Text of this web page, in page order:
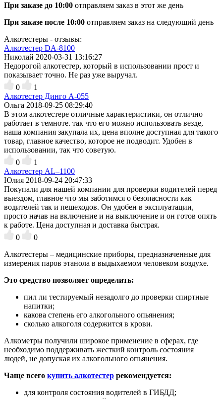
При заказе до 10:00 отправляем заказ в этот же день
При заказе после 10:00 отправляем заказ на следующий день
Алкотестеры - отзывы:
Алкотестер DA-8100
Николай 2020-03-31 13:16:27
Недорогой алкотестер, который в использовании прост и
показывает точно. Не раз уже выручал.
0
1
Алкотестер Динго А-055
Ольга 2018-09-25 08:29:40
В этом алкотестере отличные характеристики, он отлично
работает в темноте. так что его можно использовать везде,
наша компания закупала их, цена вполне доступная для такого
товар, главное качество, которое не подводит. Удобен в
использовании, так что советую.
0
1
Алкотестер AL–1100
Юлия 2018-09-24 20:47:33
Покупали для нашей компании для проверки водителей перед
выездом, главное что мы заботимся о безопасности как
водителей так и пешеходов. Он удобен в эксплуатации,
просто начав на включение и на выключение и он готов опять
к работе. Цена доступная и доставка быстрая.
0
0
Алкотестеры – медицинские приборы, предназначенные для
измерения паров этанола в выдыхаемом человеком воздухе.
Это средство позволяет определить:
пил ли тестируемый незадолго до проверки спиртные
напитки;
какова степень его алкогольного опьянения;
сколько алкоголя содержится в крови.
Алкометры получили широкое применение в сферах, где
необходимо поддерживать жесткий контроль состояния
людей, не допуская их алкогольного опьянения.
Чаще всего купить алкотестер рекомендуется:
для контроля состояния водителей в ГИБДД;